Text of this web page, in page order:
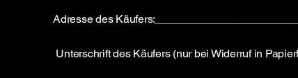
Adresse des
Unterschrift des Käufers (nur bei Widerruf in